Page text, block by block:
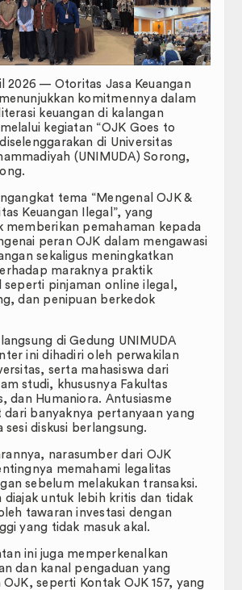
Mahasiswa
(RIP)
MUTU PENDIDIKAN
2026 — Otoritas Jasa Keuangan
komitmennya dalam
keuangan di kalangan
kegiatan “OJK Goes to
di Universitas
(UNIMUDA) Sorong,
tema “Mengenal OJK &
Keuangan Ilegal”, yang
memberikan pemahaman kepada
peran OJK dalam mengawasi
sekaligus meningkatkan
maraknya praktik
seperti pinjaman online ilegal,
dan penipuan berkedok
di Gedung UNIMUDA
ini dihadiri oleh perwakilan
serta mahasiswa dari
studi, khususnya Fakultas
dan Humaniora. Antusiasme
banyaknya pertanyaan yang
sesi diskusi berlangsung.
narasumber dari OJK
memahami legalitas
sebelum melakukan transaksi.
diajak untuk lebih kritis dan tidak
tawaran investasi dengan
yang tidak masuk akal.
ini juga memperkenalkan
dan kanal pengaduan yang
OJK, seperti Kontak OJK 157, yang